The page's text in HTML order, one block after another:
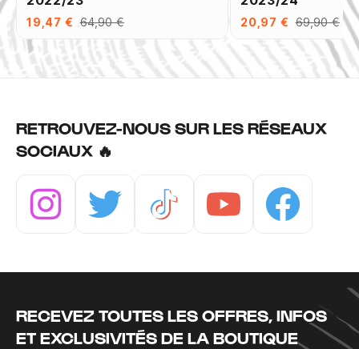
19,47 € 64,90 € 20,97 € 69,90 €
RETROUVEZ-NOUS SUR LES RÉSEAUX
SOCIAUX 🔥
RECEVEZ TOUTES LES OFFRES, INFOS
ET EXCLUSIVITÉS DE LA BOUTIQUE